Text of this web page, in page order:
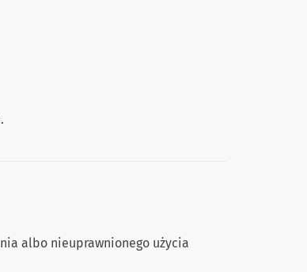
albo nieuprawnionego użycia